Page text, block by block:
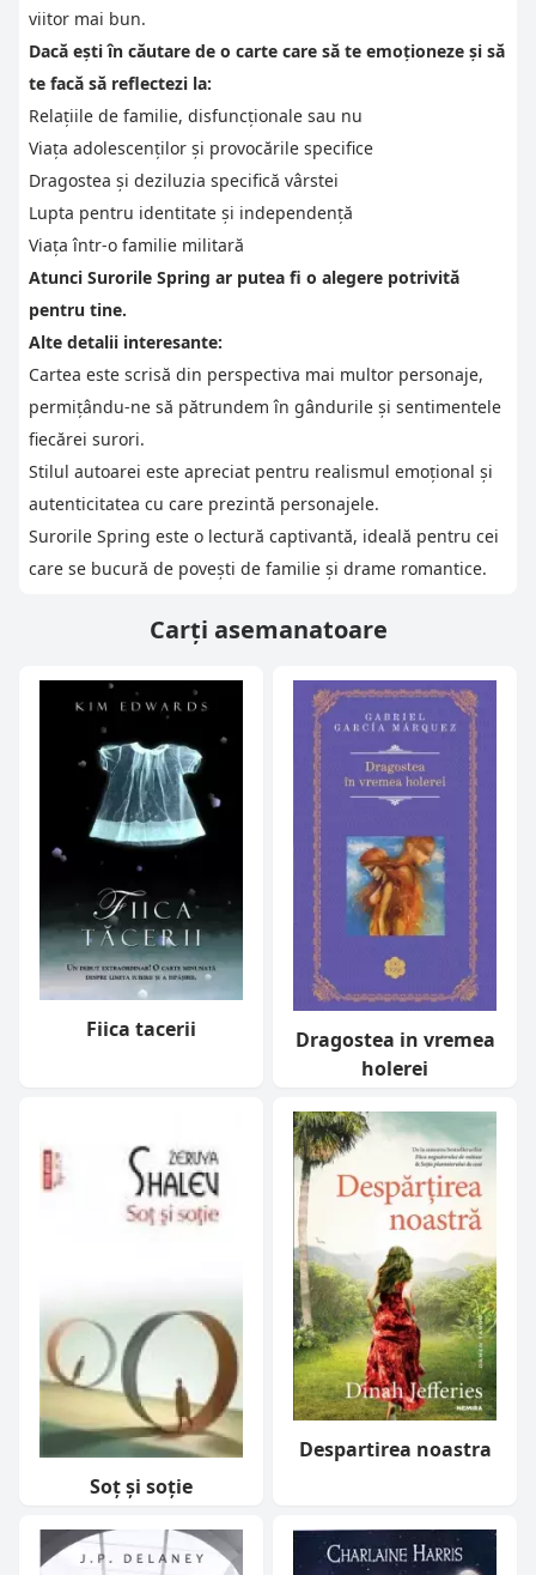
viitor mai bun.
Dacă ești în căutare de o carte care să te emoționeze și să
te facă să reflectezi la:
Relațiile de familie, disfuncționale sau nu
Viața adolescenților și provocările specifice
Dragostea și deziluzia specifică vârstei
Lupta pentru identitate și independență
Viața într-o familie militară
Atunci Surorile Spring ar putea fi o alegere potrivită
pentru tine.
Alte detalii interesante:
Cartea este scrisă din perspectiva mai multor personaje,
permițându-ne să pătrundem în gândurile și sentimentele
fiecărei surori.
Stilul autoarei este apreciat pentru realismul emoțional și
autenticitatea cu care prezintă personajele.
Surorile Spring este o lectură captivantă, ideală pentru cei
care se bucură de povești de familie și drame romantice.
Carți asemanatoare
Fiica tacerii
Dragostea in vremea
holerei
Soț și soție
Despartirea noastra